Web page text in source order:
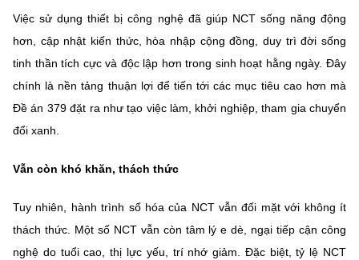
Việc sử dụng thiết bị công nghệ đã giúp NCT sống năng động
hơn, cập nhật kiến thức, hòa nhập cộng đồng, duy trì đời sống
tinh thần tích cực và độc lập hơn trong sinh hoạt hằng ngày. Đây
chính là nền tảng thuận lợi để tiến tới các mục tiêu cao hơn mà
Đề án 379 đặt ra như tạo việc làm, khởi nghiệp, tham gia chuyển
đổi xanh.
Vẫn còn khó khăn, thách thức
Tuy nhiên, hành trình số hóa của NCT vẫn đối mặt với không ít
thách thức. Một số NCT vẫn còn tâm lý e dè, ngại tiếp cận công
nghệ do tuổi cao, thị lực yếu, trí nhớ giảm. Đặc biệt, tỷ lệ NCT